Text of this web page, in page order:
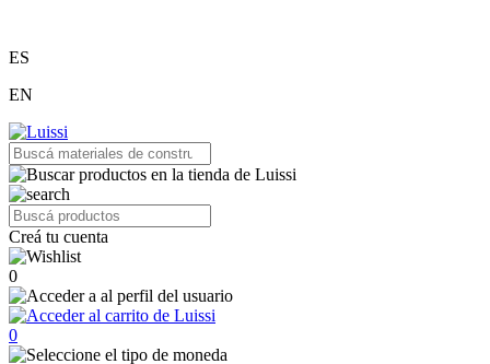
ES
EN
Creá tu cuenta
0
0